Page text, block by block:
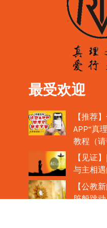
最受欢迎
【推荐
APP“真
教程（请
【见证
与主相
【公教
脏般跳